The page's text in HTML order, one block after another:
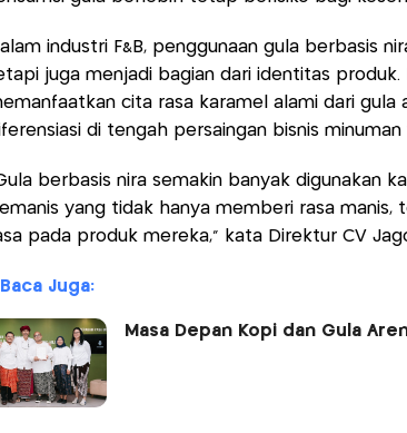
industri F&B, penggunaan gula berbasis
juga menjadi bagian dari identitas produk.
cita rasa karamel alami dari gula
di tengah persaingan bisnis
berbasis nira semakin banyak digunakan
yang tidak hanya memberi rasa
pada produk mereka,” kata Direktur CV
Baca Juga:
Masa Depan Kopi dan Gula